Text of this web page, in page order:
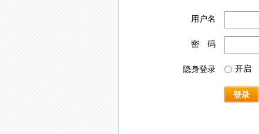
用户名
密 码
隐身登录 开启
登录